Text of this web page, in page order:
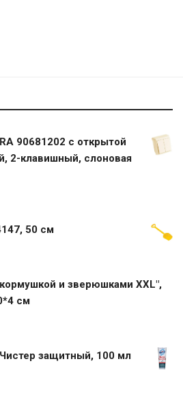
90681202 с открытой
2-клавишный, слоновая
50 см
и зверюшками XXL",
см
защитный, 100 мл